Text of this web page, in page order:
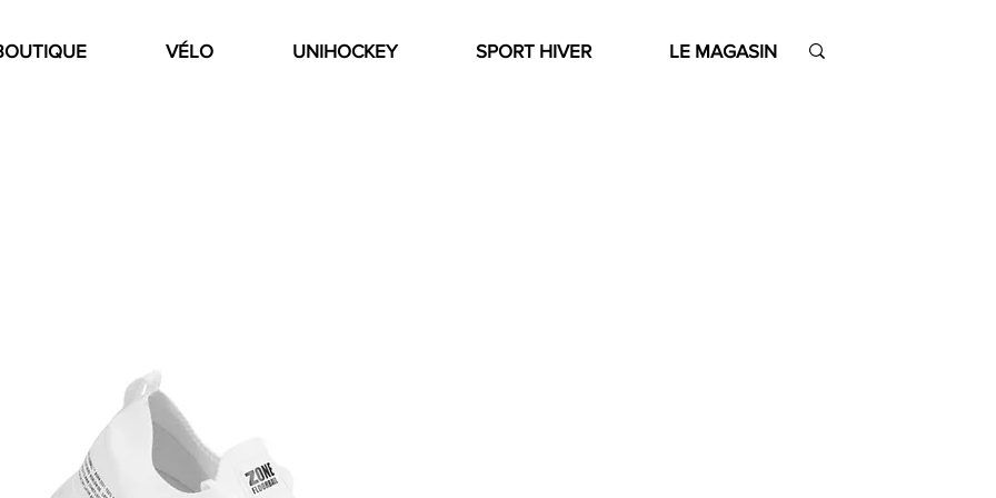
VÉLO UNIHOCKEY SPORT HIVER LE MAGASIN